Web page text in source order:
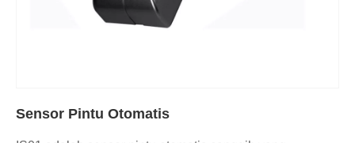
Sensor Pintu Otomatis